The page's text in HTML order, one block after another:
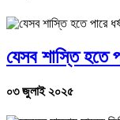
যেসব শাস্তি হতে
০৩ জুলাই ২০২৫